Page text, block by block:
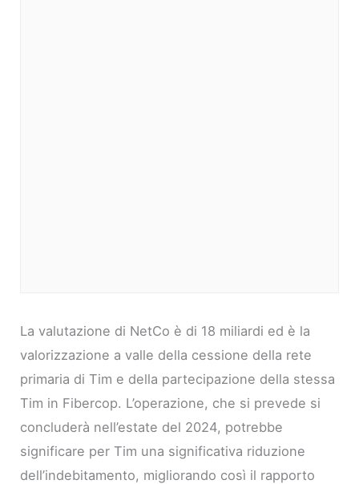
La valutazione di NetCo è di 18 miliardi ed è la
valorizzazione a valle della cessione della rete
primaria di Tim e della partecipazione della stessa
Tim in Fibercop. L’operazione, che si prevede si
concluderà nell’estate del 2024, potrebbe
significare per Tim una significativa riduzione
dell’indebitamento, migliorando così il rapporto